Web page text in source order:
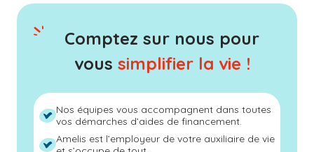
Comptez sur nous pour
vous simplifier la vie !
Nos équipes vous accompagnent dans toutes
vos démarches d’aides de financement.
Amelis est l’employeur de votre auxiliaire de vie